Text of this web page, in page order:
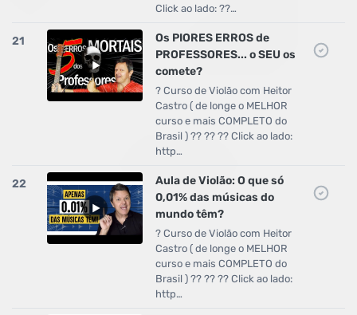
Click ao lado: ??…
21
Os PIORES ERROS de
PROFESSORES... o SEU os
comete?
? Curso de Violão com Heitor
Castro ( de longe o MELHOR
curso e mais COMPLETO do
Brasil ) ?? ?? ?? Click ao lado:
http…
22
Aula de Violão: O que só
0,01% das músicas do
mundo têm?
? Curso de Violão com Heitor
Castro ( de longe o MELHOR
curso e mais COMPLETO do
Brasil ) ?? ?? ?? Click ao lado:
http…